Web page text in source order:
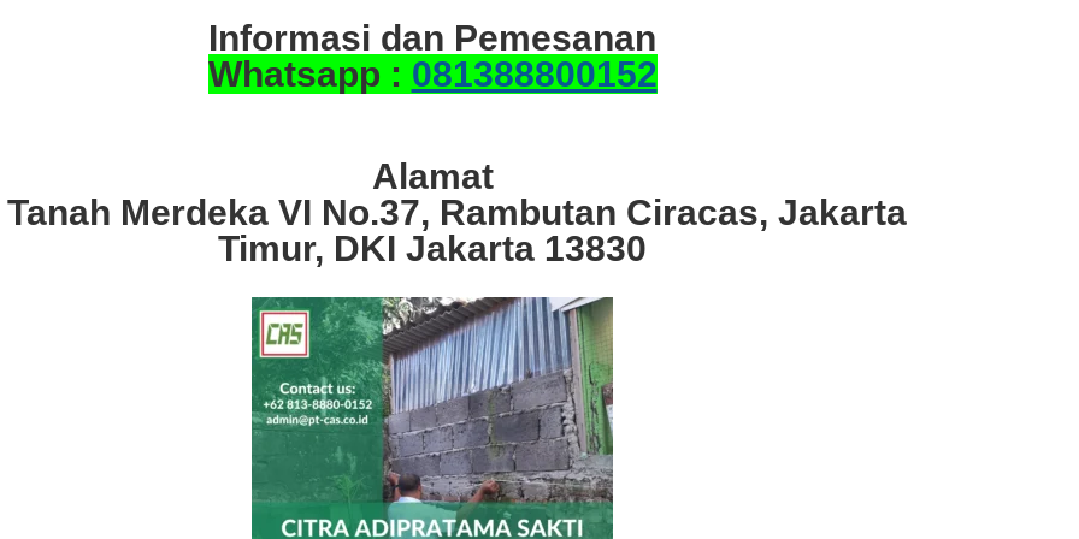
Informasi dan Pemesanan
Whatsapp : 081388800152
Alamat
Merdeka VI No.37, Rambutan Ciracas, Jakarta
Timur, DKI Jakarta 13830